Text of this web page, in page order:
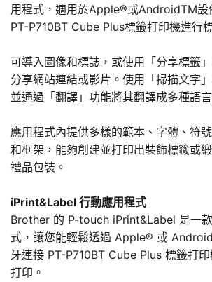
用程式，適用於Apple®或AndroidTM設
PT-P710BT Cube Plus標籤打印機進行
可導入圖像和標誌，或使用「分享標籤
分享網站連結或影片。使用「掃描文字
並通過「翻譯」功能將其翻譯成多種語言
應用程式內提供多樣的範本、字體、符
和框架，能夠創建並打印出裝飾標籤或
禮品包裝。
iPrint&Label 行動應用程式
Brother 的 P-touch iPrint&Label 是一
式，讓您能輕鬆透過 Apple® 或
牙連接 PT-P710BT Cube Plus 標籤打
打印。